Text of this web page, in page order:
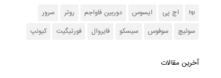
hp اچ پی ایسوس دوربین فاواجم روتر
سرور
سوئیچ
سوفوس سیسکو فایروال فورتیگیت کیونپ
آخرین مقالات